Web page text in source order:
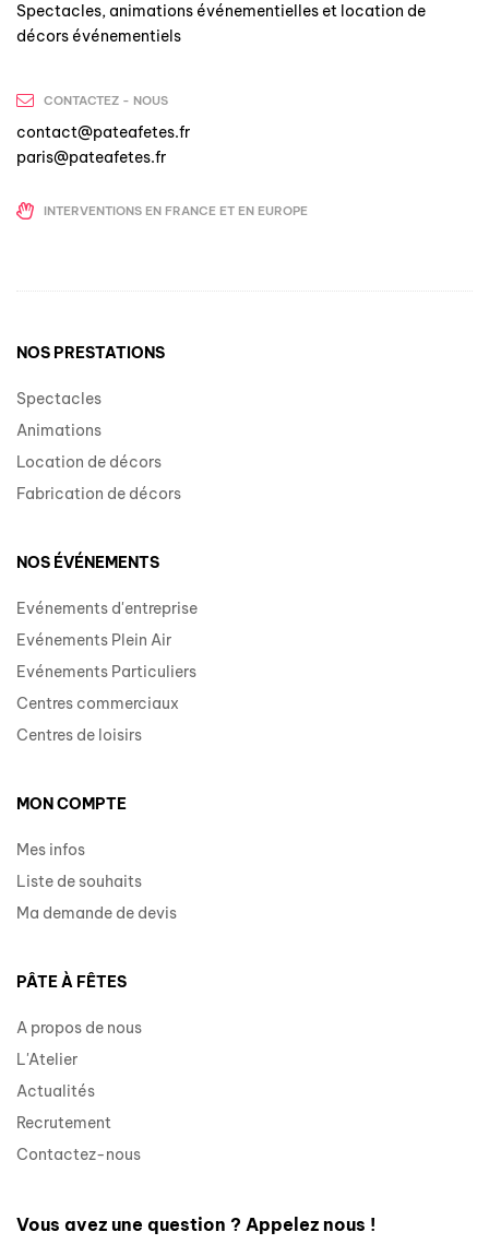
Spectacles, animations événementielles et location de
décors événementiels
CONTACTEZ - NOUS
contact@pateafetes.fr
paris@pateafetes.fr
INTERVENTIONS EN FRANCE ET EN EUROPE
NOS PRESTATIONS
Spectacles
Animations
Location de décors
Fabrication de décors
NOS ÉVÉNEMENTS
Evénements d'entreprise
Evénements Plein Air
Evénements Particuliers
Centres commerciaux
Centres de loisirs
MON COMPTE
Mes infos
Liste de souhaits
Ma demande de devis
PÂTE À FÊTES
A propos de nous
L'Atelier
Actualités
Recrutement
Contactez-nous
Vous avez une question ? Appelez nous !